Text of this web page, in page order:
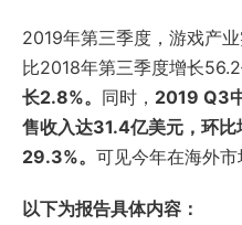
2019年第三季度，游戏产
比2018年第三季度增长56.2
长2.8%。 同时， 2019 Q3
售收入达31.4亿美元，环
29.3%。 可见今年在海外市
以下为报告具体内容：